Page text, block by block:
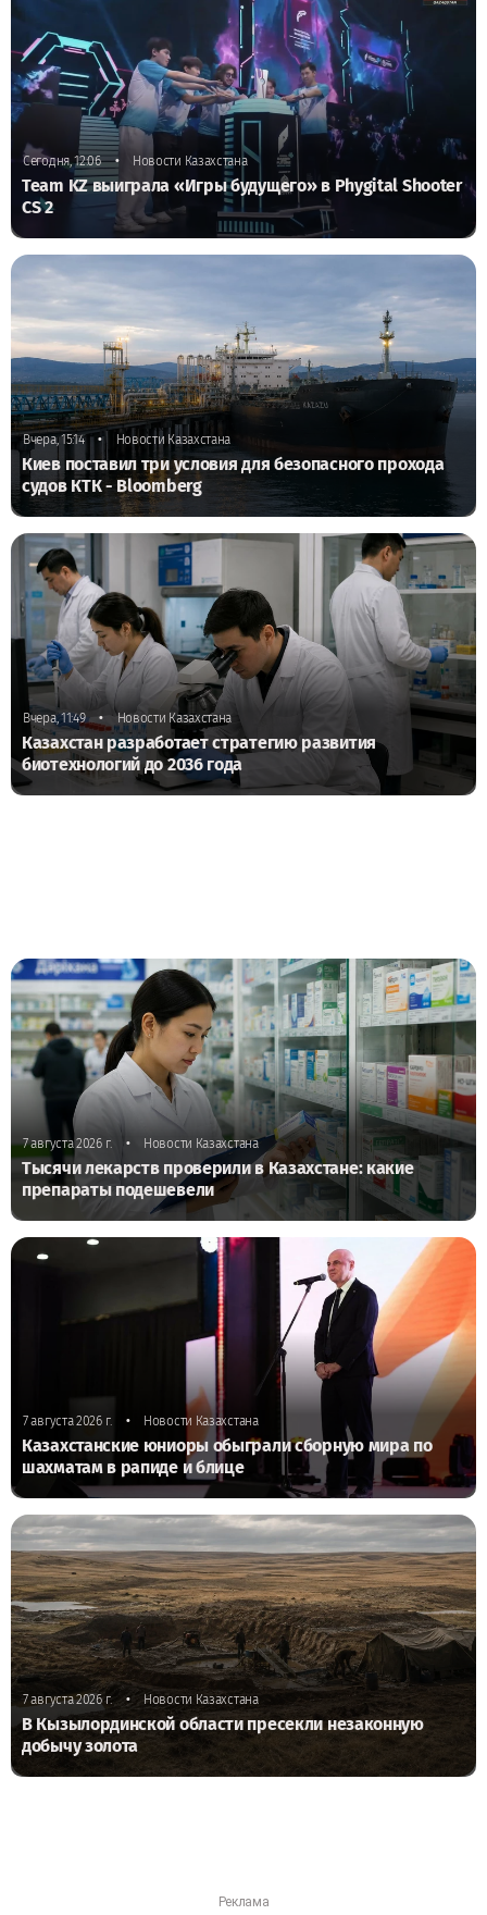
Сегодня, 12:06 • Новости Казахстана
Team KZ выиграла «Игры будущего» в Phygital Shooter
CS 2
Вчера, 15:14 • Новости Казахстана
Киев поставил три условия для безопасного прохода
судов КТК - Bloomberg
Вчера, 11:49 • Новости Казахстана
Казахстан разработает стратегию развития
биотехнологий до 2036 года
7 августа 2026 г. • Новости Казахстана
Тысячи лекарств проверили в Казахстане: какие
препараты подешевели
7 августа 2026 г. • Новости Казахстана
Казахстанские юниоры обыграли сборную мира по
шахматам в рапиде и блице
7 августа 2026 г. • Новости Казахстана
В Кызылординской области пресекли незаконную
добычу золота